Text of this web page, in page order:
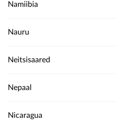
Namiibia
Nauru
Neitsisaared
Nepaal
Nicaragua